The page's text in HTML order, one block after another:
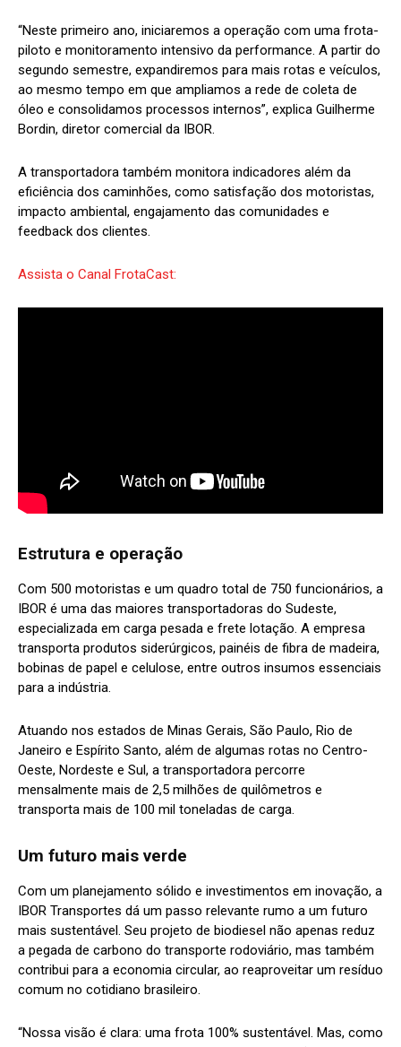
“Neste primeiro ano, iniciaremos a operação com uma frota-
piloto e monitoramento intensivo da performance. A partir do
segundo semestre, expandiremos para mais rotas e veículos,
ao mesmo tempo em que ampliamos a rede de coleta de
óleo e consolidamos processos internos”, explica Guilherme
Bordin, diretor comercial da IBOR.
A transportadora também monitora indicadores além da
eficiência dos caminhões, como satisfação dos motoristas,
impacto ambiental, engajamento das comunidades e
feedback dos clientes.
Assista o Canal FrotaCast:
Estrutura e operação
Com 500 motoristas e um quadro total de 750 funcionários, a
IBOR é uma das maiores transportadoras do Sudeste,
especializada em carga pesada e frete lotação. A empresa
transporta produtos siderúrgicos, painéis de fibra de madeira,
bobinas de papel e celulose, entre outros insumos essenciais
para a indústria.
Atuando nos estados de Minas Gerais, São Paulo, Rio de
Janeiro e Espírito Santo, além de algumas rotas no Centro-
Oeste, Nordeste e Sul, a transportadora percorre
mensalmente mais de 2,5 milhões de quilômetros e
transporta mais de 100 mil toneladas de carga.
Um futuro mais verde
Com um planejamento sólido e investimentos em inovação, a
IBOR Transportes dá um passo relevante rumo a um futuro
mais sustentável. Seu projeto de biodiesel não apenas reduz
a pegada de carbono do transporte rodoviário, mas também
contribui para a economia circular, ao reaproveitar um resíduo
comum no cotidiano brasileiro.
“Nossa visão é clara: uma frota 100% sustentável. Mas, como